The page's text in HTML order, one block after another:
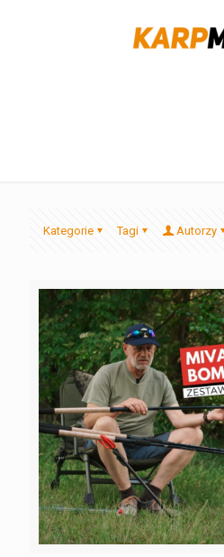
Kategorie Tagi Autorzy